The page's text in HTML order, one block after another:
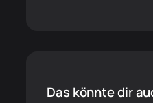
Das könnte dir